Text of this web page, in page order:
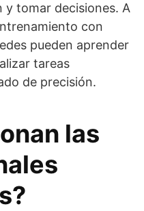
y tomar decisiones. A
con
pueden aprender
tareas
de precisión.
las